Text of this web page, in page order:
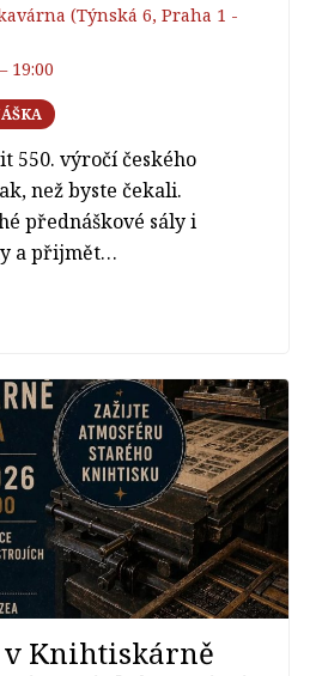
(Týnská 6, Praha 1 -
19:00
550. výročí českého
než byste čekali.
přednáškové sály i
a přijmět…
Knihtiskárně